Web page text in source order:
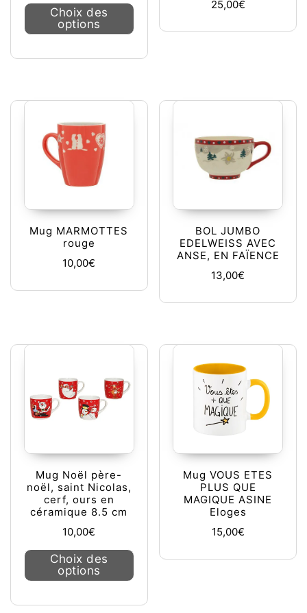
Choix des
options
Ce produit a plusieurs variations.
25,00€
Mug MARMOTTES
rouge
10,00€
BOL JUMBO
EDELWEISS AVEC
ANSE, EN FAÏENCE
13,00€
Mug Noël père-
noël, saint Nicolas,
cerf, ours en
céramique 8.5 cm
10,00€
Choix des
options
Ce produit a plusieurs variations.
Mug VOUS ETES
PLUS QUE
MAGIQUE ASINE
Eloges
15,00€